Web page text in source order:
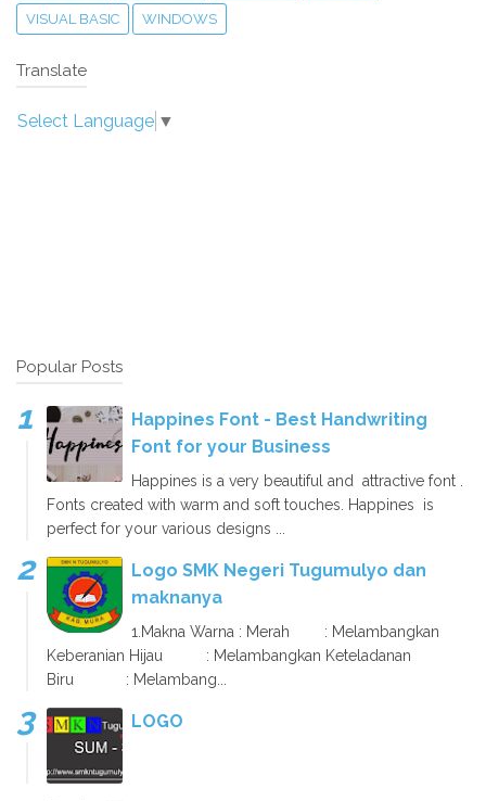
VISUAL BASIC WINDOWS
Translate
Select Language ▼
Popular Posts
Happines Font - Best Handwriting
Font for your Business
Happines is a very beautiful and attractive font .
Fonts created with warm and soft touches. Happines is
perfect for your various designs ...
Logo SMK Negeri Tugumulyo dan
maknanya
1.Makna Warna : Merah : Melambangkan
Keberanian Hijau : Melambangkan Keteladanan
Biru : Melambang...
LOGO